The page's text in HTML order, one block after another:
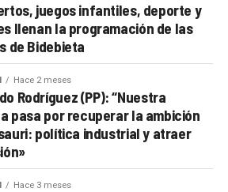
juegos infantiles, deporte y
llenan la programación de las
de Bidebieta
Hace 2 meses
Rodríguez (PP): “Nuestra
pasa por recuperar la ambición
política industrial y atraer
Hace 3 meses